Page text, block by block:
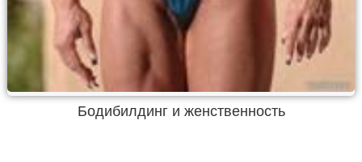
Бодибилдинг и женственность